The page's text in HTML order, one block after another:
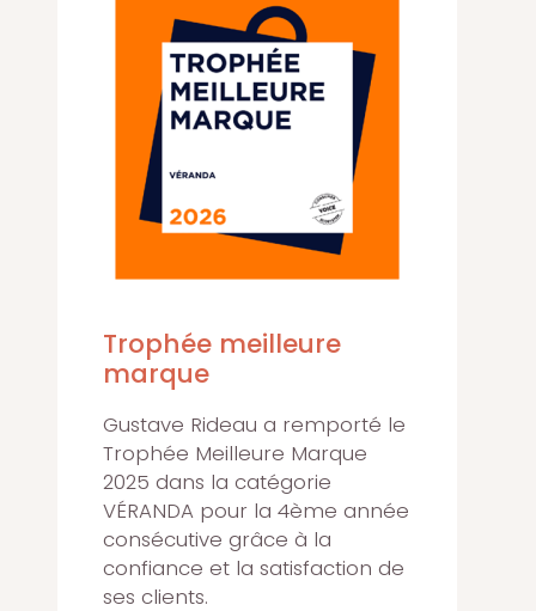
Trophée meilleure
marque
Gustave Rideau a remporté le
Trophée Meilleure Marque
2025 dans la catégorie
VÉRANDA pour la 4ème année
consécutive grâce à la
confiance et la satisfaction de
ses clients.